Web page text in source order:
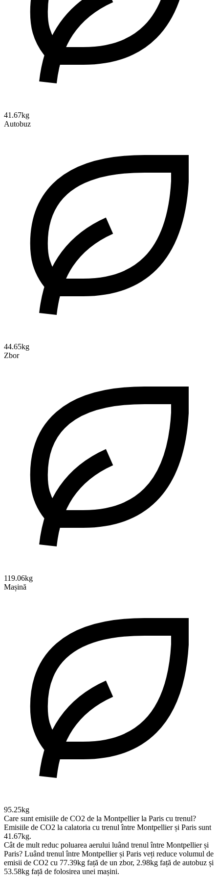
41.67kg
Autobuz
44.65kg
Zbor
119.06kg
Mașină
95.25kg
Care sunt emisiile de CO2 de la Montpellier la Paris cu trenul?
Emisiile de CO2 la calatoria cu trenul între Montpellier și Paris sunt
41.67kg.
Cât de mult reduc poluarea aerului luând trenul între Montpellier și
Paris? Luând trenul între Montpellier și Paris veți reduce volumul de
emisii de CO2 cu 77.39kg față de un zbor, 2.98kg față de autobuz și
53.58kg față de folosirea unei mașini.